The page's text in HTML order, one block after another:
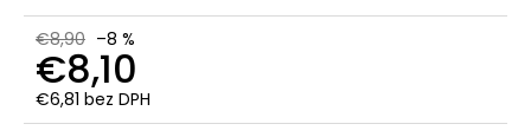
€8,90 –8 %
€8,10
€6,81 bez DPH
Jednotková
1
KG
€21,90
Pôvodne:
€28